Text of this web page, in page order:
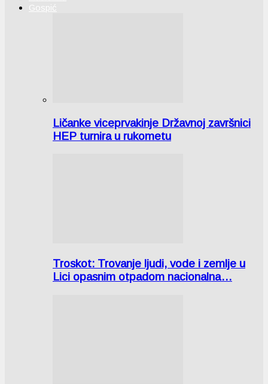
Gospić
Ličanke viceprvakinje Državnoj završnici
HEP turnira u rukometu
Troskot: Trovanje ljudi, vode i zemlje u
Lici opasnim otpadom nacionalna…